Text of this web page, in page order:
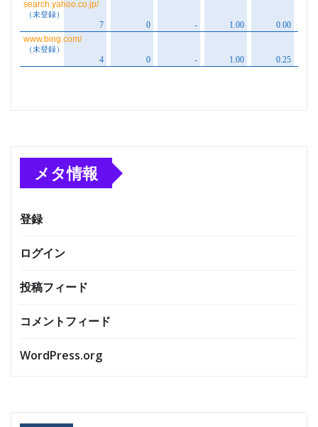
メタ情報
登録
ログイン
投稿フィード
コメントフィード
WordPress.org